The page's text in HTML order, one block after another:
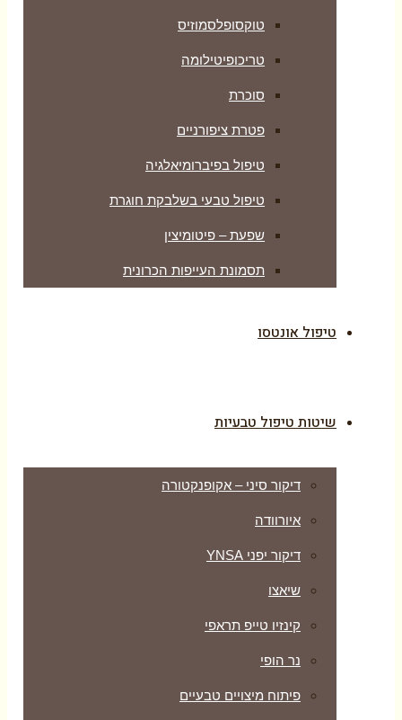
טוקסופלסמוזיס
טריכופיטילומה
סוכרת
פטרת ציפורניים
טיפול בפיברומיאלגיה
טיפול טבעי בשלבקת חוגרת
שפעת – פיטומיצין
תסמונת העייפות הכרונית
טיפול אונטסו
שיטות טיפול טבעיות
דיקור סיני – אקופנקטורה
איורוודה
דיקור יפני YNSA
שיאצו
קינזיו טייפ תראפי
נר הופי
פיתוח מיצויים טבעיים